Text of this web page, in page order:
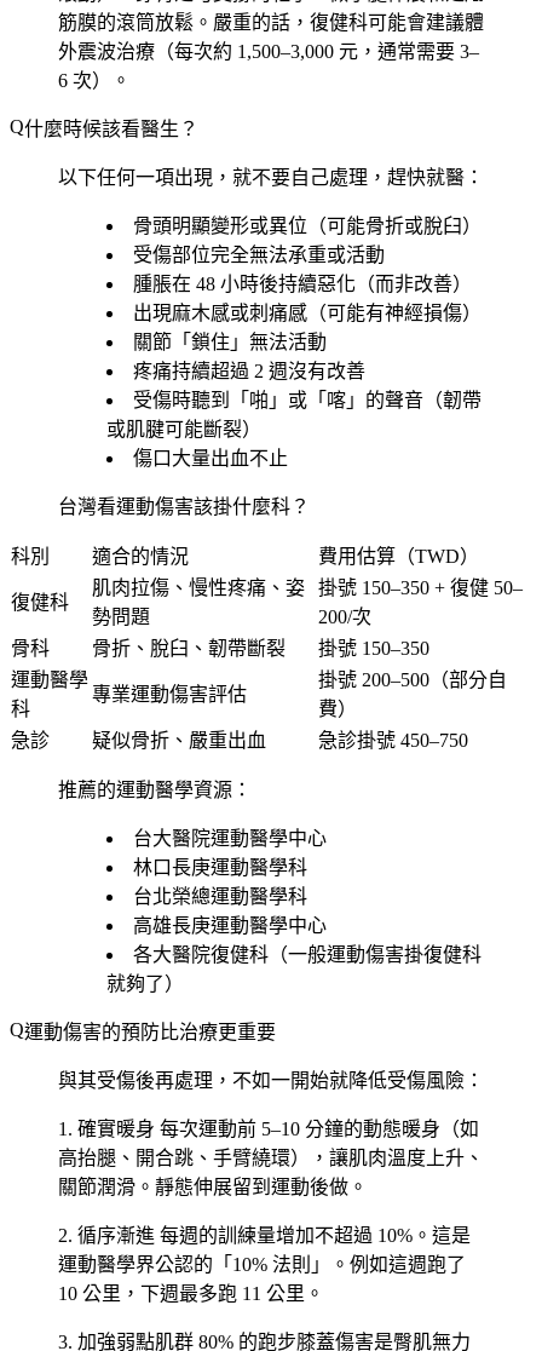
筋膜的滾筒放鬆。嚴重的話，復健科可能會建議體
外震波治療（每次約 1,500–3,000 元，通常需要 3–
6 次）。
什麼時候該看醫生？
以下任何一項出現，就不要自己處理，趕快就醫：
骨頭明顯變形或異位 （可能骨折或脫臼）
受傷部位完全無法承重或活動
腫脹在 48 小時後持續惡化 （而非改善）
出現麻木感或刺痛感 （可能有神經損傷）
關節「鎖住」無法活動
疼痛持續超過 2 週沒有改善
受傷時聽到「啪」或「喀」的聲音 （韌帶
或肌腱可能斷裂）
傷口大量出血不止
台灣看運動傷害該掛什麼科？
科別 適合的情況 費用估算（TWD）
復健科
肌肉拉傷、慢性疼痛、姿
勢問題
掛號 150–350 + 復健 50–
200/次
骨科
骨折、脫臼、韌帶斷裂
掛號 150–350
運動醫學
科
專業運動傷害評估
掛號 200–500（部分自
費）
急診
疑似骨折、嚴重出血 急診掛號 450–750
推薦的運動醫學資源：
台大醫院運動醫學中心
林口長庚運動醫學科
台北榮總運動醫學科
高雄長庚運動醫學中心
各大醫院復健科（一般運動傷害掛復健科
就夠了）
運動傷害的預防比治療更重要
與其受傷後再處理，不如一開始就降低受傷風險：
1. 確實暖身 每次運動前 5–10 分鐘的動態暖身（如
高抬腿、開合跳、手臂繞環），讓肌肉溫度上升、
關節潤滑。靜態伸展留到運動後做。
2. 循序漸進 每週的訓練量增加不超過 10%。這是
運動醫學界公認的「10% 法則」。例如這週跑了
10 公里，下週最多跑 11 公里。
3. 加強弱點肌群 80% 的跑步膝蓋傷害是臀肌無力